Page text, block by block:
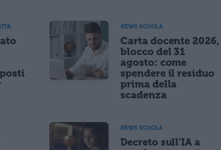
NEWS SCUOLA
Carta docente 2026,
blocco del 31
agosto: come
spendere il residuo
prima della
scadenza
NEWS SCUOLA
Decreto sull'IA a